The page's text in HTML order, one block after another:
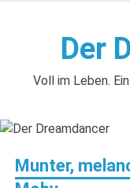
Der
Voll im Leben.
Munter,